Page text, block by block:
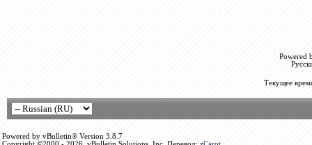
Powered
Текущее
Powered by vBulletin® Version 3.8.7